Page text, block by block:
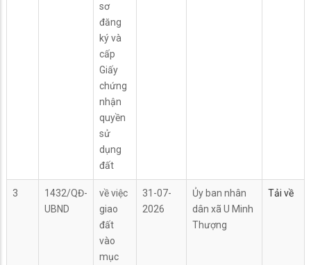
sơ
đăng
ký và
cấp
Giấy
chứng
nhận
quyền
sử
dụng
đất
3
1432/QĐ-
UBND
về việc
giao
đất
vào
mục
31-07-
2026
Ủy ban nhân
dân xã U Minh
Thượng
Tải về